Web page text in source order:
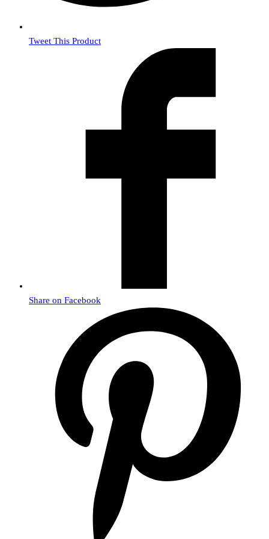
Tweet This Product
Share on Facebook